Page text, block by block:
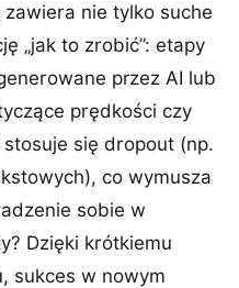
nie tylko suche
„jak to zrobić”: etapy
przez AI lub
prędkości czy
się dropout (np.
co wymusza
sobie w
Dzięki krótkiemu
sukces w nowym